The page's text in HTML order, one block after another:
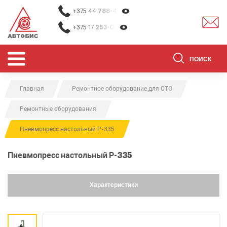
ОБОРУДОВАНИЕ ДЛЯ СТО
ОБОРУДОВАНИЕ ДЛЯ ОЧИСТКИ
АКЦИИ
0
+375 44 788-40-13
+375 17 253-03-26
Главная Ремонтное оборудование для СТО
Ремонтные оборудования
Пневмопресс настольный Р-335
Пневмопресс настольный Р-335
Характеристики